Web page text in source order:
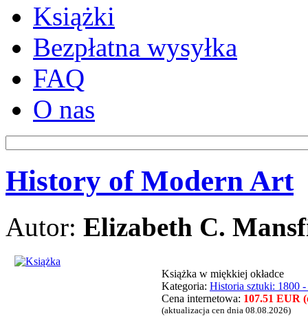
Książki
Bezpłatna wysyłka
FAQ
O nas
History of Modern Art
Autor: Elizabeth C.
Książka w miękkiej okładce
Kategoria: Historia sztuki: 1800 -
Cena internetowa: 107.51 EUR
(aktualizacja cen dnia 08.08.2026)